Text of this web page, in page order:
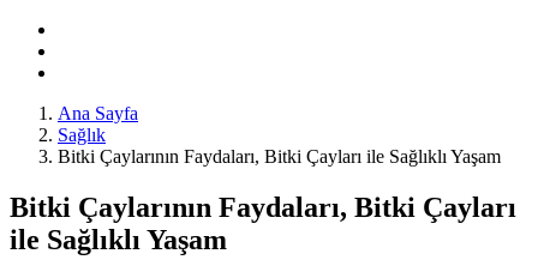
Ana Sayfa
Sağlık
Bitki Çaylarının Faydaları, Bitki Çayları ile Sağlıklı Yaşam
Bitki Çaylarının Faydaları, Bitki Çayları
ile Sağlıklı Yaşam